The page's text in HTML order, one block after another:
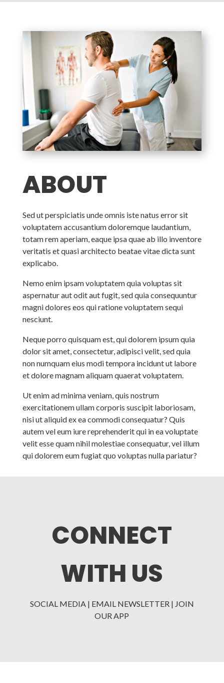
ABOUT
Sed ut perspiciatis unde omnis iste natus error sit
voluptatem accusantium doloremque laudantium,
totam rem aperiam, eaque ipsa quae ab illo inventore
veritatis et quasi architecto beatae vitae dicta sunt
explicabo.
Nemo enim ipsam voluptatem quia voluptas sit
aspernatur aut odit aut fugit, sed quia consequuntur
magni dolores eos qui ratione voluptatem sequi
nesciunt.
Neque porro quisquam est, qui dolorem ipsum quia
dolor sit amet, consectetur, adipisci velit, sed quia
non numquam eius modi tempora incidunt ut labore
et dolore magnam aliquam quaerat voluptatem.
Ut enim ad minima veniam, quis nostrum
exercitationem ullam corporis suscipit laboriosam,
nisi ut aliquid ex ea commodi consequatur? Quis
autem vel eum iure reprehenderit qui in ea voluptate
velit esse quam nihil molestiae consequatur, vel illum
qui dolorem eum fugiat quo voluptas nulla pariatur?
CONNECT
WITH US
SOCIAL MEDIA | EMAIL NEWSLETTER | JOIN
OUR APP